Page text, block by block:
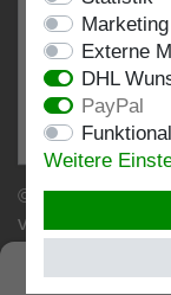
© Copyright
vorbehalten.
Marketing
Externe
DHL
PayPal
Funktional
Weitere
SEHR GUT